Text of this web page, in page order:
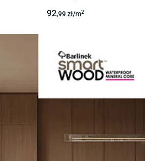
92,99zł/m2